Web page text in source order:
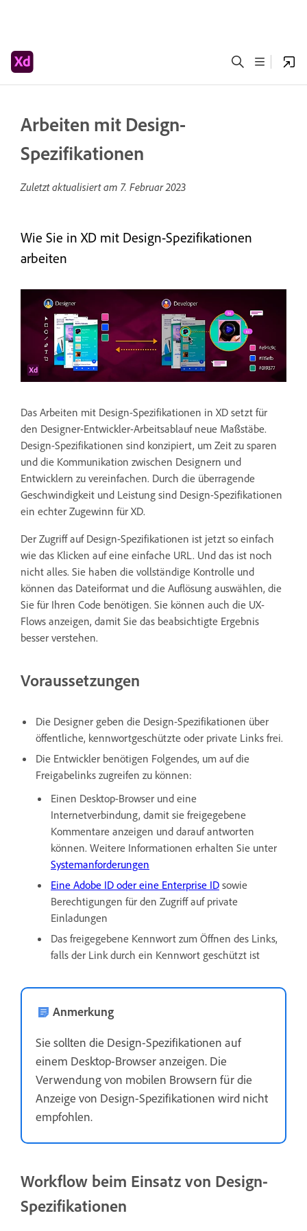
Arbeiten mit Design-
Spezifikationen
Zuletzt aktualisiert am 7. Februar 2023
Wie Sie in XD mit Design-Spezifikationen
arbeiten
Das Arbeiten mit Design-Spezifikationen in XD setzt für
den Designer-Entwickler-Arbeitsablauf neue Maßstäbe.
Design-Spezifikationen sind konzipiert, um Zeit zu sparen
und die Kommunikation zwischen Designern und
Entwicklern zu vereinfachen. Durch die überragende
Geschwindigkeit und Leistung sind Design-Spezifikationen
ein echter Zugewinn für XD.
Der Zugriff auf Design-Spezifikationen ist jetzt so einfach
wie das Klicken auf eine einfache URL. Und das ist noch
nicht alles. Sie haben die vollständige Kontrolle und
können das Dateiformat und die Auflösung auswählen, die
Sie für Ihren Code benötigen. Sie können auch die UX-
Flows anzeigen, damit Sie das beabsichtigte Ergebnis
besser verstehen.
Voraussetzungen
Die Designer geben die Design-Spezifikationen über
öffentliche, kennwortgeschützte oder private Links frei.
Die Entwickler benötigen Folgendes, um auf die
Freigabelinks zugreifen zu können:
Einen Desktop-Browser und eine
Internetverbindung, damit sie freigegebene
Kommentare anzeigen und darauf antworten
können. Weitere Informationen erhalten Sie unter
Systemanforderungen
Eine Adobe ID oder eine Enterprise ID sowie
Berechtigungen für den Zugriff auf private
Einladungen
Das freigegebene Kennwort zum Öffnen des Links,
falls der Link durch ein Kennwort geschützt ist
Anmerkung
Sie sollten die Design-Spezifikationen auf
einem Desktop-Browser anzeigen. Die
Verwendung von mobilen Browsern für die
Anzeige von Design-Spezifikationen wird nicht
empfohlen.
Workflow beim Einsatz von Design-
Spezifikationen